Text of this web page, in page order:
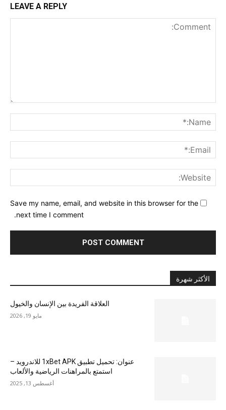
LEAVE A REPLY
Save my name, email, and website in this browser for the
next time I comment.
الأكثر شهرة
العلاقة الفريدة بين الإنسان والخيول
مايو 19, 2026
عنوان: تحميل تطبيق 1xBet APK للاندرويد –
استمتع بالمراهنات الرياضية والألعاب
أغسطس 13, 2025